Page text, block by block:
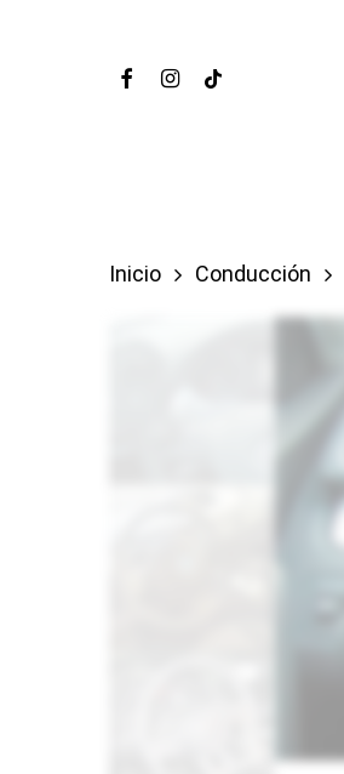
FacebookInstagram
Tiktok
Inicio Conducción